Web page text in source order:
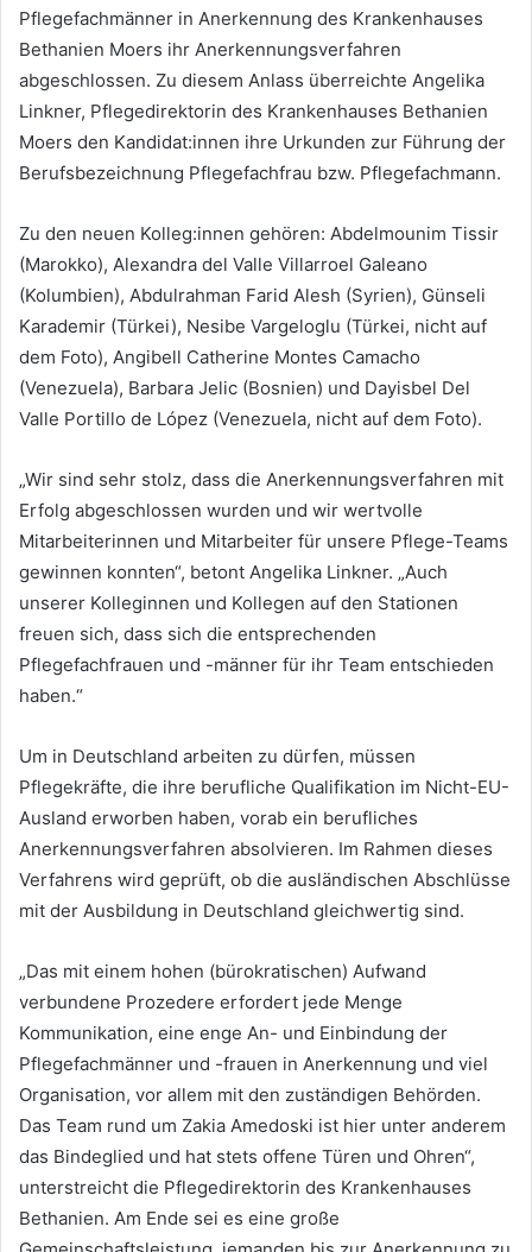
Pflegefachmänner in Anerkennung des Krankenhauses
Bethanien Moers ihr Anerkennungsverfahren
abgeschlossen. Zu diesem Anlass überreichte Angelika
Linkner, Pflegedirektorin des Krankenhauses Bethanien
Moers den Kandidat:innen ihre Urkunden zur Führung der
Berufsbezeichnung Pflegefachfrau bzw. Pflegefachmann.
Zu den neuen Kolleg:innen gehören: Abdelmounim Tissir
(Marokko), Alexandra del Valle Villarroel Galeano
(Kolumbien), Abdulrahman Farid Alesh (Syrien), Günseli
Karademir (Türkei), Nesibe Vargeloglu (Türkei, nicht auf
dem Foto), Angibell Catherine Montes Camacho
(Venezuela), Barbara Jelic (Bosnien) und Dayisbel Del
Valle Portillo de López (Venezuela, nicht auf dem Foto).
„Wir sind sehr stolz, dass die Anerkennungsverfahren mit
Erfolg abgeschlossen wurden und wir wertvolle
Mitarbeiterinnen und Mitarbeiter für unsere Pflege-Teams
gewinnen konnten“, betont Angelika Linkner. „Auch
unserer Kolleginnen und Kollegen auf den Stationen
freuen sich, dass sich die entsprechenden
Pflegefachfrauen und -männer für ihr Team entschieden
haben.“
Um in Deutschland arbeiten zu dürfen, müssen
Pflegekräfte, die ihre berufliche Qualifikation im Nicht-EU-
Ausland erworben haben, vorab ein berufliches
Anerkennungsverfahren absolvieren. Im Rahmen dieses
Verfahrens wird geprüft, ob die ausländischen Abschlüsse
mit der Ausbildung in Deutschland gleichwertig sind.
„Das mit einem hohen (bürokratischen) Aufwand
verbundene Prozedere erfordert jede Menge
Kommunikation, eine enge An- und Einbindung der
Pflegefachmänner und -frauen in Anerkennung und viel
Organisation, vor allem mit den zuständigen Behörden.
Das Team rund um Zakia Amedoski ist hier unter anderem
das Bindeglied und hat stets offene Türen und Ohren“,
unterstreicht die Pflegedirektorin des Krankenhauses
Bethanien. Am Ende sei es eine große